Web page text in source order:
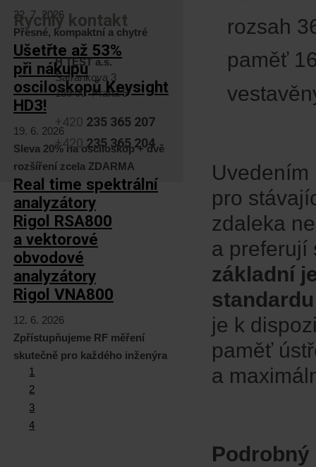
rozsah
paměť
Uvedením
pro
zdaleka
a preferují
základní
je k
paměť
a
22. 7. 2026
Přesné, kompaktní a chytré
Ušetřte až 53%
při nákupu
osciloskopů Keysight
HD3!
19. 6. 2026
Sleva 20% na osciloskop + dvě
rozšíření zcela ZDARMA
Real time spektrální
analyzátory
Rigol RSA800
a vektorové
obvodové
analyzátory
Rigol VNA800
12. 6. 2026
Zpřístupňujeme RF měření
skutečně pro každého inženýra
1
2
3
4
Rychlý kontakt
H TEST a.s.
Šafránkova 3
155 00 Praha 5
+420 235 365 207
+420 235 365 204